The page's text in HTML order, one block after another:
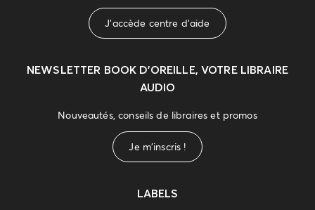
J'accède centre d'aide
NEWSLETTER BOOK D’OREILLE, VOTRE LIBRAIRE
AUDIO
Nouveautés, conseils de libraires et promos
Je m'inscris !
LABELS